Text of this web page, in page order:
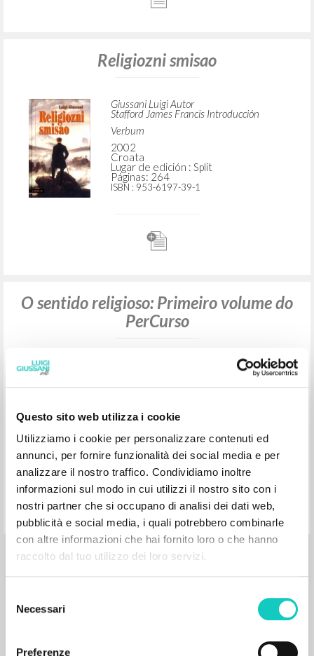
Questo sito web utilizza i cookie
Utilizziamo i cookie per personalizzare contenuti ed
annunci, per fornire funzionalità dei social media e per
analizzare il nostro traffico. Condividiamo inoltre
informazioni sul modo in cui utilizzi il nostro sito con i
nostri partner che si occupano di analisi dei dati web,
pubblicità e social media, i quali potrebbero combinarle
con altre informazioni che hai fornito loro o che hanno
raccolto dal tuo utilizzo dei loro servizi.
delNecessari
Preferenze
Religiozni smisao
Giussani Luigi Autor
Stafford James Francis Introducción
Verbum
2002
Croata
Lugar de edición : Split
Páginas: 264
ISBN : 953-6197-39-1
O sentido religioso: Primeiro volume do
PerCurso
Stafford James Francis Introducción
Editorial Verbo
Portugués
Páginas: 208
ISBN : 972-22-2011-X
BIBLIOGRAFÍA SECUNDARIA
to the Works of Luigi Giussani